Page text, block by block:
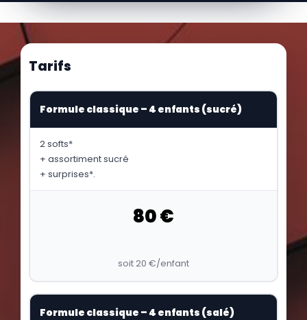
Tarifs
Formule classique – 4 enfants (sucré)
2 softs*
+ assortiment sucré
+ surprises*.
80 €
soit 20 €/enfant
Formule classique – 4 enfants (salé)